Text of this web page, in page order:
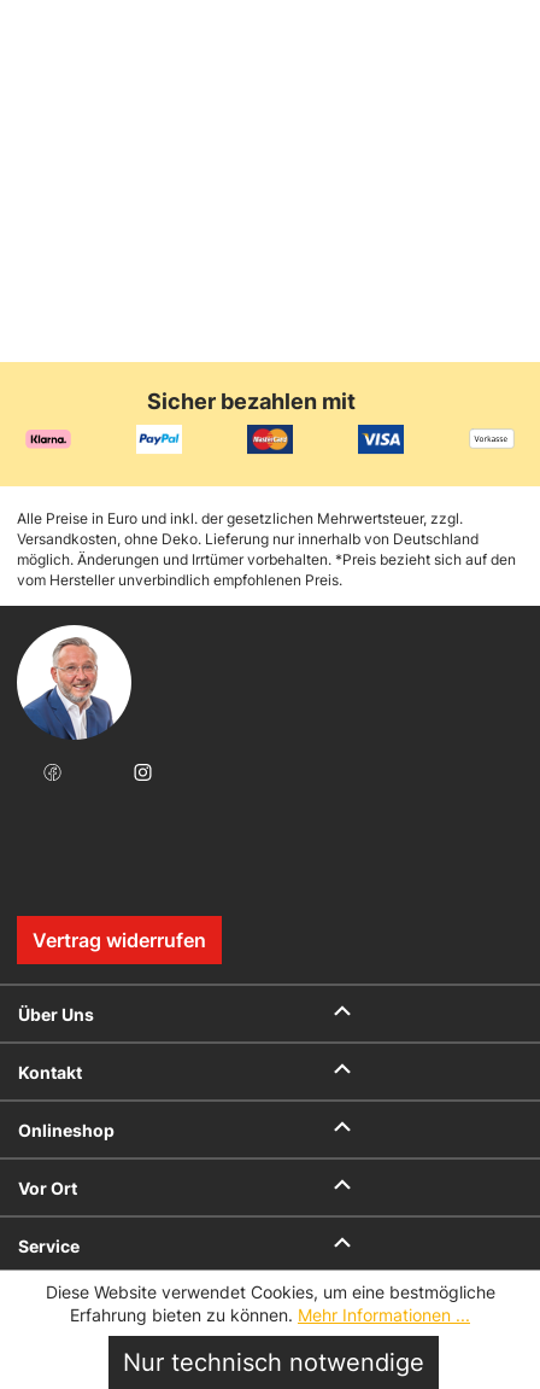
Sicher bezahlen mit
Alle Preise in Euro und inkl. der gesetzlichen Mehrwertsteuer, zzgl.
Versandkosten, ohne Deko. Lieferung nur innerhalb von Deutschland
möglich. Änderungen und Irrtümer vorbehalten. *Preis bezieht sich auf den
vom Hersteller unverbindlich empfohlenen Preis.
Vertrag widerrufen
Über Uns
Kontakt
Onlineshop
Vor Ort
Service
© 2026 Hofmeister
Datenschutz
Impressum
AGB für Geschenkkarten Datenschutzeinstellungen
Diese Website verwendet Cookies, um eine bestmögliche
Erfahrung bieten zu können. Mehr Informationen ...
Nur technisch notwendige